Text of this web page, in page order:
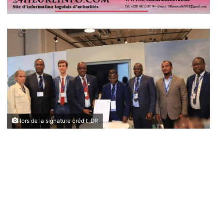
lors de la signature crédit ;DR